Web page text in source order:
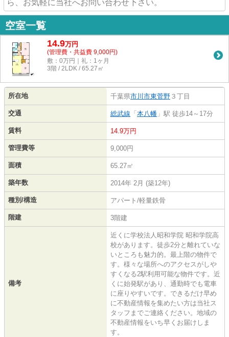
ら、お気軽に当社へお問い合わせ下さい。
空室一覧
14.9万円
(管理費・共益費 9,000円)
敷：0万円｜礼：1ヶ月
3階 / 2LDK / 65.27㎡
所在地 千葉県市川市東菅野 ３丁目
交通 総武線 「 本八幡 」駅 徒歩14～17分
賃料 14.9万円
管理費等 9,000円
面積 65.27㎡
築年数 2014年 2月 (築12年)
種別/構造 アパート/軽量鉄骨
階建 3階建
備考
近くに学校法人昭和学院 昭和学院高
校があります。徒歩2分と離れていな
いところも魅力的。最上階の物件で
す。様々な場所へのアクセスがしや
すくなる2駅利用可能な物件です。近
くに始発駅があり、通勤時でも電車
に座りやすいです。できるだけ早め
に不動産情報を集めたい方は当社ス
タッフまでご連絡ください。地域の
不動産情報をいち早くお届けしま
す。